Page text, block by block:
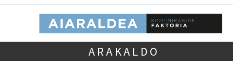
ARAKALDO